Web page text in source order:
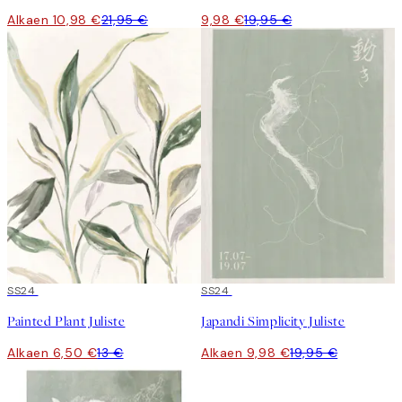
Alkaen 10,98 €21,95 € 9,98 €19,95 €
50%*
SS24
Painted Plant Juliste
Alkaen 6,50 €13 €
50%*
SS24
Japandi Simplicity Juliste
Alkaen 9,98 €19,95 €